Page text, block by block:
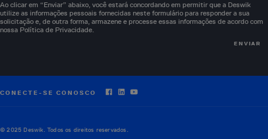
Ao clicar em “Enviar” abaixo, você estará concordando em permitir que a Deswik
utilize as informações pessoais fornecidas neste formulário para responder a sua
solicitação e, de outra forma, armazene e processe essas informações de acordo com
nossa Política de Privacidade.
© 2025 Deswik. Todos os direitos reservados.
CONECTE-SE CONOSCO